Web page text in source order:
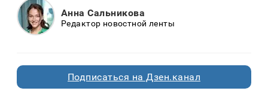
Анна Сальникова
Редактор новостной ленты
Подписаться на Дзен.канал